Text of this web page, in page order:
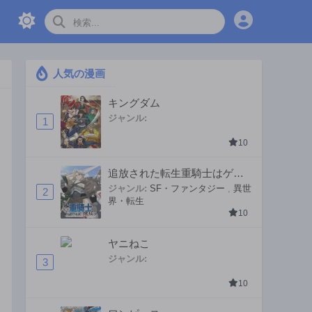
人気の漫画
1
キングダム
ジャンル:
10
2
追放された転生重騎士はゲー
ム知識で無双する
ジャンル: SF・ファンタジー
異世
界・転生
10
3
ヤニねこ
ジャンル:
10